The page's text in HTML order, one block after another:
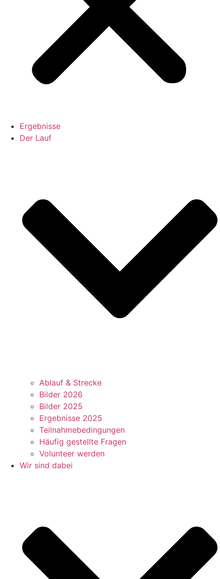
Ergebnisse
Der Lauf
Ablauf & Strecke
Bilder 2026
Bilder 2025
Ergebnisse 2025
Teilnahmebedingungen
Häufig gestellte Fragen
Volunteer werden
Wir sind dabei